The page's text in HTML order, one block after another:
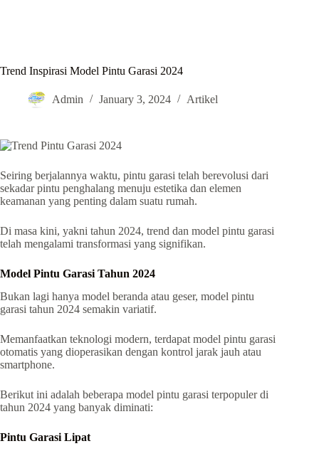
Trend Inspirasi Model Pintu Garasi 2024
Admin January 3, 2024 Artikel
Seiring berjalannya waktu, pintu garasi telah berevolusi dari
sekadar pintu penghalang menuju estetika dan elemen
keamanan yang penting dalam suatu rumah.
Di masa kini, yakni tahun 2024, trend dan model pintu garasi
telah mengalami transformasi yang signifikan.
Model Pintu Garasi Tahun 2024
Bukan lagi hanya model beranda atau geser, model pintu
garasi tahun 2024 semakin variatif.
Memanfaatkan teknologi modern, terdapat model pintu garasi
otomatis yang dioperasikan dengan kontrol jarak jauh atau
smartphone.
Berikut ini adalah beberapa model pintu garasi terpopuler di
tahun 2024 yang banyak diminati:
Pintu Garasi Lipat